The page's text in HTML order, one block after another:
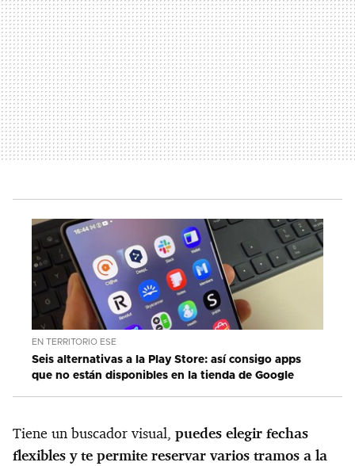
EN TERRITORIO ESE
Seis alternativas a la Play Store: así consigo apps
que no están disponibles en la tienda de Google
Tiene un buscador visual, puedes elegir fechas
flexibles y te permite reservar varios tramos a la